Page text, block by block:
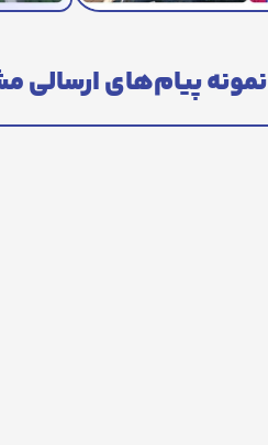
نمونه پیام‌های ارسالی